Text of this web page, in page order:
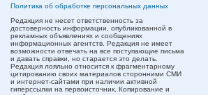
Политика об обработке персональных данных
Редакция не несет ответственность за
достоверность информации, опубликованной в
рекламных объявлениях и сообщениях
информационных агентств. Редакция не имеет
возможности отвечать на все поступающие письма
и давать справки, но старается это делать.
Редакция лояльно относится к фрагментарному
цитированию своих материалов сторонними СМИ
и интернет-сайтами при наличии активной
гиперссылки на первоисточник. Копирование и